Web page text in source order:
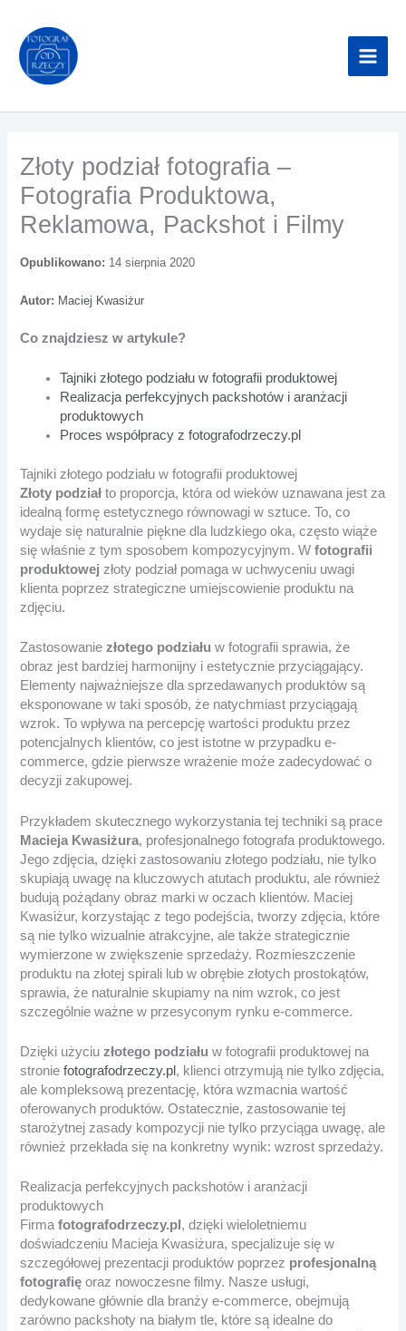
treści
Złoty podział fotografia –
Fotografia Produktowa,
Reklamowa, Packshot i Filmy
Opublikowano: 14 sierpnia 2020
Autor: Maciej Kwasiżur
Co znajdziesz w artykule?
Tajniki złotego podziału w fotografii produktowej
Realizacja perfekcyjnych packshotów i aranżacji
produktowych
Proces współpracy z fotografodrzeczy.pl
Tajniki złotego podziału w fotografii produktowej
Złoty podział to proporcja, która od wieków uznawana jest za
idealną formę estetycznego równowagi w sztuce. To, co
wydaje się naturalnie piękne dla ludzkiego oka, często wiąże
się właśnie z tym sposobem kompozycyjnym. Wfotografii
produktowej złoty podział pomaga w uchwyceniu uwagi
klienta poprzez strategiczne umiejscowienie produktu na
zdjęciu.
Zastosowaniezłotego podziału w fotografii sprawia, że
obraz jest bardziej harmonijny i estetycznie przyciągający.
Elementy najważniejsze dla sprzedawanych produktów są
eksponowane w taki sposób, że natychmiast przyciągają
wzrok. To wpływa na percepcję wartości produktu przez
potencjalnych klientów, co jest istotne w przypadku e-
commerce, gdzie pierwsze wrażenie może zadecydować o
decyzji zakupowej.
Przykładem skutecznego wykorzystania tej techniki są prace
Macieja Kwasiżura, profesjonalnego fotografa produktowego.
Jego zdjęcia, dzięki zastosowaniu złotego podziału, nie tylko
skupiają uwagę na kluczowych atutach produktu, ale również
budują pożądany obraz marki w oczach klientów. Maciej
Kwasiżur, korzystając z tego podejścia, tworzy zdjęcia, które
są nie tylko wizualnie atrakcyjne, ale także strategicznie
wymierzone w zwiększenie sprzedaży. Rozmieszczenie
produktu na złotej spirali lub w obrębie złotych prostokątów,
sprawia, że naturalnie skupiamy na nim wzrok, co jest
szczególnie ważne w przesyconym rynku e-commerce.
Dzięki użyciuzłotego podziału w fotografii produktowej na
stroniefotografodrzeczy.pl , klienci otrzymują nie tylko zdjęcia,
ale kompleksową prezentację, która wzmacnia wartość
oferowanych produktów. Ostatecznie, zastosowanie tej
starożytnej zasady kompozycji nie tylko przyciąga uwagę, ale
również przekłada się na konkretny wynik: wzrost sprzedaży.
Realizacja perfekcyjnych packshotów i aranżacji
produktowych
Firmafotografodrzeczy.pl , dzięki wieloletniemu
doświadczeniu Macieja Kwasiżura, specjalizuje się w
szczegółowej prezentacji produktów poprzez profesjonalną
fotografię oraz nowoczesne filmy. Nasze usługi,
dedykowane głównie dla branży e-commerce, obejmują
zarówno packshoty na białym tle, które są idealne do